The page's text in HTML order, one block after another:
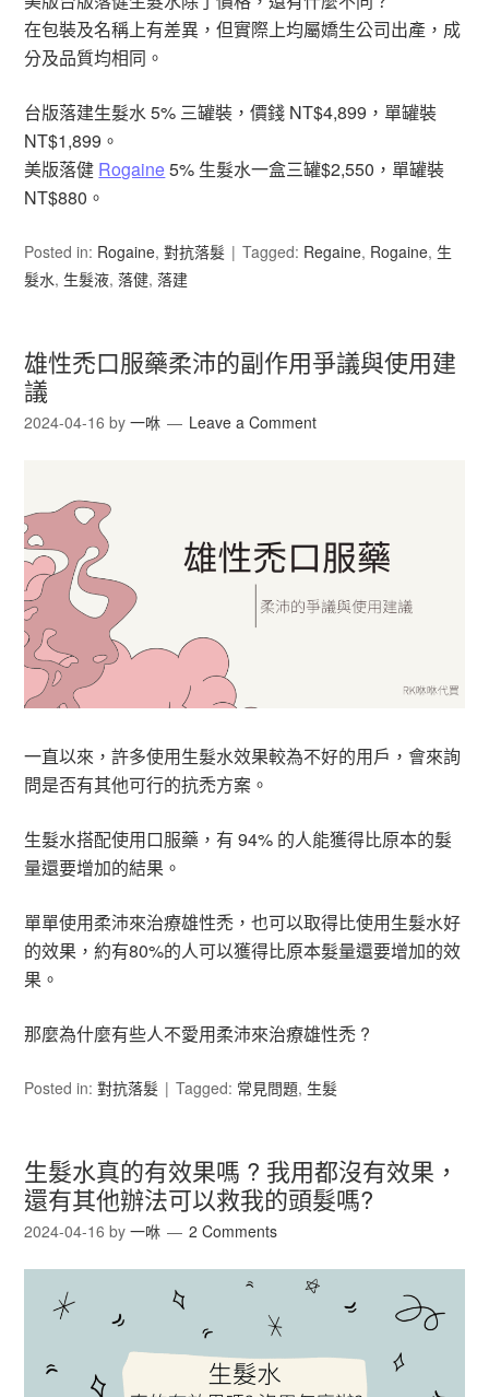
在包裝及名稱上有差異，但實際上均屬嬌生公司出產，成
分及品質均相同。
台版落建生髮水 5% 三罐裝，價錢 NT$4,899，單罐裝
NT$1,899。
美版落健 Rogaine5% 生髮水一盒三罐$2,550，單罐裝
NT$880。
Posted in: Rogaine,對抗落髮 Tagged: Regaine, Rogaine, 生
髮水, 生髮液,落健,落建
雄性禿口服藥柔沛的副作用爭議與使用建
議
2024-04-16 by一咻 Leave a Comment
一直以來，許多使用生髮水效果較為不好的用戶，會來詢
問是否有其他可行的抗禿方案。
生髮水搭配使用口服藥，有 94% 的人能獲得比原本的髮
量還要增加的結果。
單單使用柔沛來治療雄性禿，也可以取得比使用生髮水好
的效果，約有80%的人可以獲得比原本髮量還要增加的效
果。
那麼為什麼有些人不愛用柔沛來治療雄性禿 ?
Posted in:對抗落髮 Tagged: 常見問題, 生髮
生髮水真的有效果嗎 ? 我用都沒有效果，
還有其他辦法可以救我的頭髮嗎?
2024-04-16 by一咻 2 Comments